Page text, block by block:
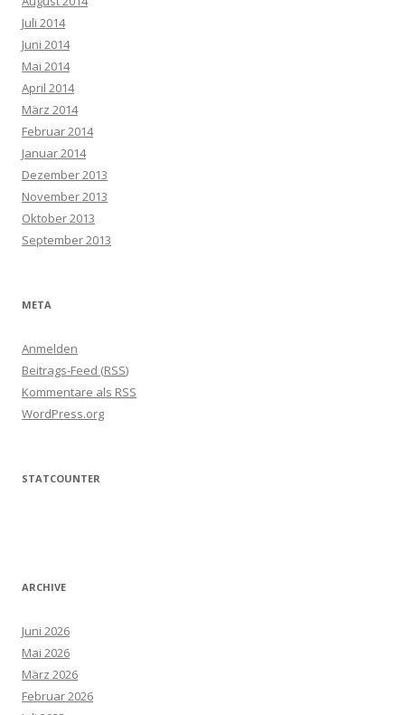
Juli 2014
Juni 2014
Mai 2014
April 2014
März 2014
Februar 2014
Januar 2014
Dezember 2013
November 2013
Oktober 2013
September 2013
META
Anmelden
Beitrags-Feed (RSS)
Kommentare als RSS
WordPress.org
STATCOUNTER
ARCHIVE
Juni 2026
Mai 2026
März 2026
Februar 2026